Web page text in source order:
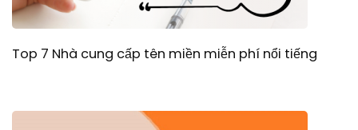
Top 7 Nhà cung cấp tên miền miễn phí nổi tiếng